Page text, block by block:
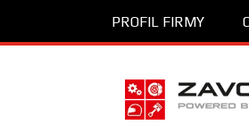
obsah
PROFIL FIRMY